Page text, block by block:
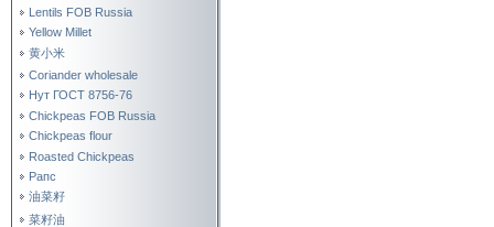
Lentils FOB Russia
Yellow Millet
黄小米
Coriander wholesale
Нут ГОСТ 8756-76
Chickpeas FOB Russia
Chickpeas flour
Roasted Chickpeas
Рапс
油菜籽
菜籽油